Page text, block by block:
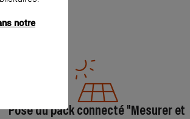
Pose du pack connecté "Mesurer et
notre